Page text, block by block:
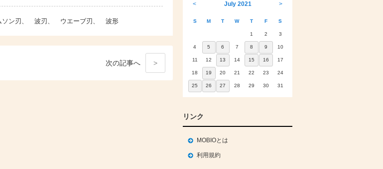
ン刃、 波刃、 ウエーブ刃、 波形
次の記事へ >
< July 2021 >
S M T W T F S
1 2 3
4 5 6 7 8 9 10
11 12 13 14 15 16 17
18 19 20 21 22 23 24
25 26 27 28 29 30 31
リンク
MOBIOとは
利用規約